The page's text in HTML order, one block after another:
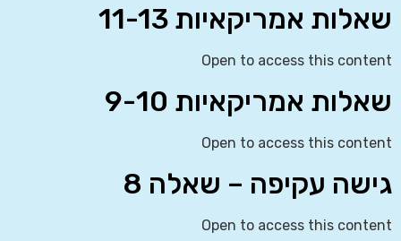
שאלות אמריקאיות 11-13
Open to access this content
שאלות אמריקאיות 9-10
Open to access this content
גישה עקיפה – שאלה 8
Open to access this content